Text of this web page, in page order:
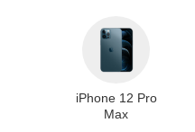
iPhone 12 Pro
Max